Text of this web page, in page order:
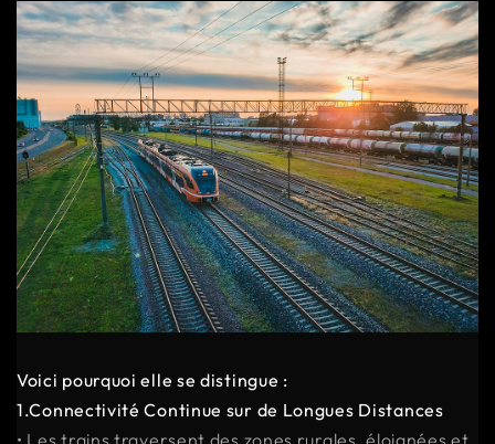
Voici pourquoi elle se distingue :
1.Connectivité Continue sur de Longues Distances
• Les trains traversent des zones rurales, éloignées et